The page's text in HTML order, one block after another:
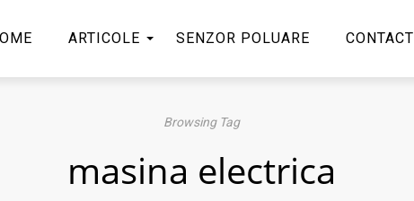
ARTICOLE SENZOR POLUARE CONTACT
Browsing Tag
masina electrica